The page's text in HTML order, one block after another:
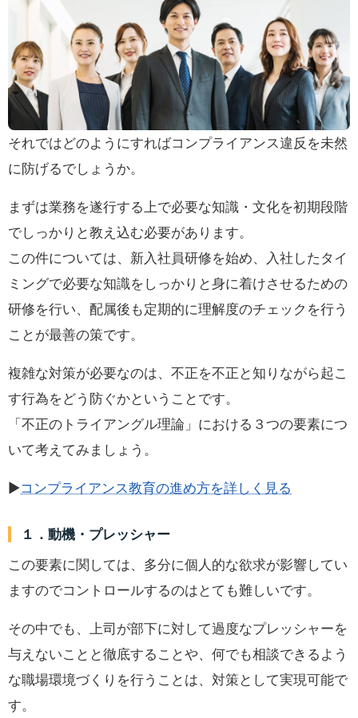
それではどのようにすればコンプライアンス違反を未然
に防げるでしょうか。
まずは業務を遂行する上で必要な知識・文化を初期段階
でしっかりと教え込む必要があります。
この件については、新入社員研修を始め、入社したタイ
ミングで必要な知識をしっかりと身に着けさせるための
研修を行い、配属後も定期的に理解度のチェックを行う
ことが最善の策です。
複雑な対策が必要なのは、不正を不正と知りながら起こ
す行為をどう防ぐかということです。
「不正のトライアングル理論」における３つの要素につ
いて考えてみましょう。
▶コンプライアンス教育の進め方を詳しく見る
１．動機・プレッシャー
この要素に関しては、多分に個人的な欲求が影響してい
ますのでコントロールするのはとても難しいです。
その中でも、上司が部下に対して過度なプレッシャーを
与えないことと徹底することや、何でも相談できるよう
な職場環境づくりを行うことは、対策として実現可能で
す。